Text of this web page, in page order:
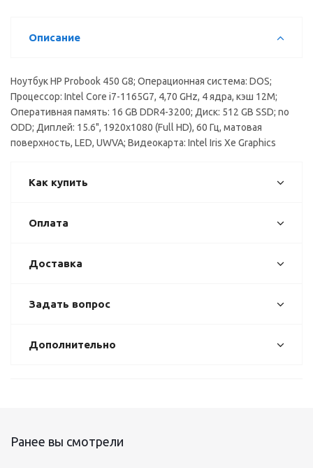
Описание
Ноутбук HP Probook 450 G8; Операционная система: DOS;
Процессор: Intel Core i7-1165G7, 4,70 GHz, 4 ядра, кэш 12M;
Оперативная память: 16 GB DDR4-3200; Диск: 512 GB SSD; no
ODD; Диплей: 15.6", 1920x1080 (Full HD), 60 Гц, матовая
поверхность, LED, UWVA; Видеокарта: Intel Iris Xe Graphics
Как купить
Оплата
Доставка
Задать вопрос
Дополнительно
Ранее вы смотрели